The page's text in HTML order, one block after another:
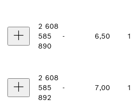
2 608
585
890
- 6,50
2 608
585
892
- 7,00